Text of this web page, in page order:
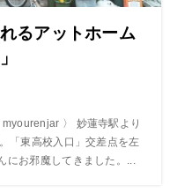
るアットホーム
〉 妙蓮寺駅より
「東高校入口」交差点を左
にお邪魔してきました。...